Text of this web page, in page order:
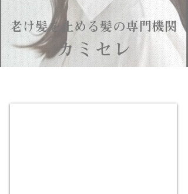
老け髪を止める​髪の専門機関
​カミセレ